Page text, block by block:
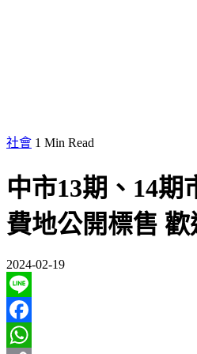
社會 1 Min Read
中市13期、14期
費地公開標售
2024-02-19
Line
Facebook